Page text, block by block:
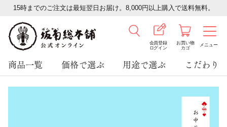
15時までのご注文は最短翌日お届け。8,000円以上購入で送料無料。
会員登録
ログイン
お買い物
カゴ
メニュー
商品一覧 価格で選ぶ 用途で選ぶ こだわり